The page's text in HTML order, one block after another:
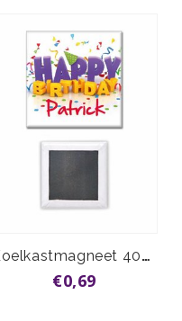
Koelkastmagneet 40x40 vanaf
€0,69